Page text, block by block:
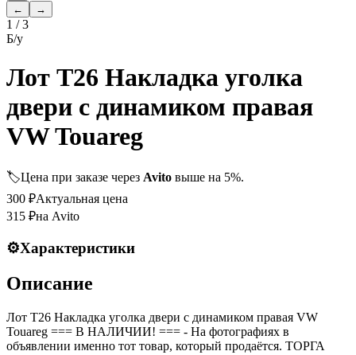
←
→
1 /3
Б/у
Лот T26 Накладка уголка
двери с динамиком правая
VW Touareg
🏷️Цена при заказе через Avito выше на 5%.
300 ₽Актуальная цена
315 ₽на Avito
⚙️Характеристики
Описание
Лот T26 Накладка уголка двери с динамиком правая VW
Touareg === B НАЛИЧИИ! === - На фотографиях в
объявлении именно тот товар, который продаётся. ТОРГА